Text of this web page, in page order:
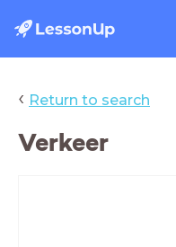
‹ Return to search
Verkeer